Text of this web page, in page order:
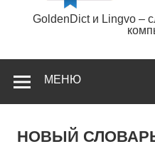
GoldenDict и Lingvo –
МЕНЮ
НОВЫЙ